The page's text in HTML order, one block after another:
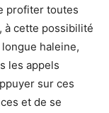
profiter toutes
à cette possibilité
haleine,
les appels
sur ces
et de se